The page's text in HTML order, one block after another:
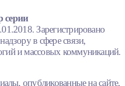
серии
Зарегистрировано
в сфере связи,
и массовых коммуникаций.
опубликованные на сайте,